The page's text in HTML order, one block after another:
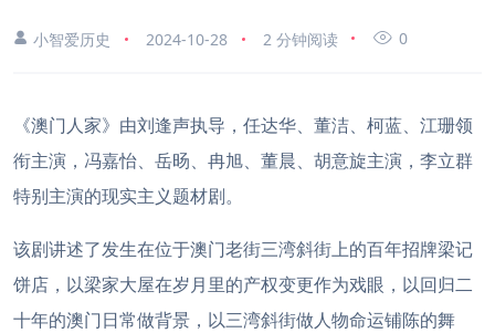
小智爱历史 2024-10-28 2 分钟阅读 0
《澳门人家》由刘逢声执导，任达华、董洁、柯蓝、江珊领
衔主演，冯嘉怡、岳旸、冉旭、董晨、胡意旋主演，李立群
特别主演的现实主义题材剧。
该剧讲述了发生在位于澳门老街三湾斜街上的百年招牌梁记
饼店，以梁家大屋在岁月里的产权变更作为戏眼，以回归二
十年的澳门日常做背景，以三湾斜街做人物命运铺陈的舞